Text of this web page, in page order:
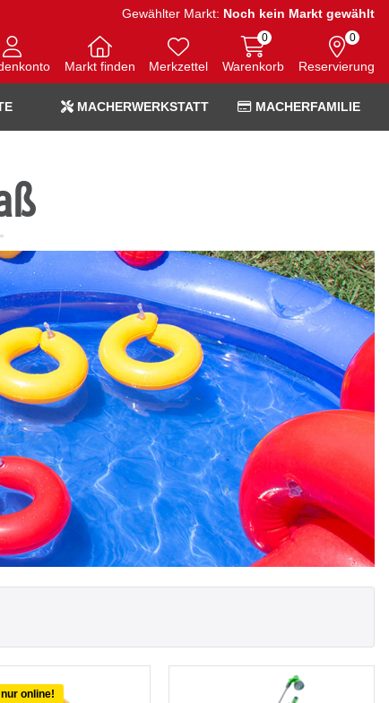
Gewählter Markt: Noch kein Markt gewählt
Markt finden Merkzettel Warenkorb
0
Reservierung
0
MACHERWERKSTATT MACHERFAMILIE
online!